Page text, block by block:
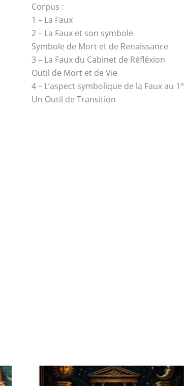
Corpus :
1 – La Faux
2 – La Faux et son symbole
Symbole de Mort et de Renaissance
3 – La Faux du Cabinet de Réfléxion
Outil de Mort et de Vie
4 – L’aspect symbolique de la Faux au 1°
Un Outil de Transition